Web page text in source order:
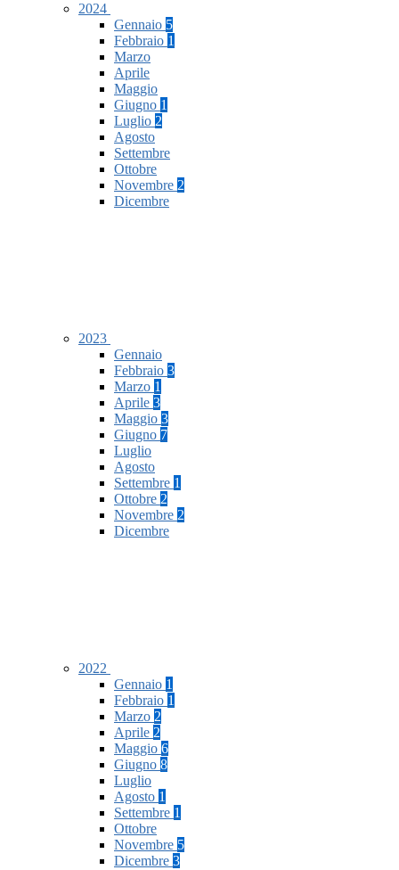
2024
Gennaio 5
Febbraio 1
Marzo
Aprile
Maggio
Giugno 1
Luglio 2
Agosto
Settembre
Ottobre
Novembre 2
Dicembre
2023
Gennaio
Febbraio 3
Marzo 1
Aprile 3
Maggio 3
Giugno 7
Luglio
Agosto
Settembre 1
Ottobre 2
Novembre 2
Dicembre
2022
Gennaio 1
Febbraio 1
Marzo 2
Aprile 2
Maggio 6
Giugno 8
Luglio
Agosto 1
Settembre 1
Ottobre
Novembre 5
Dicembre 3